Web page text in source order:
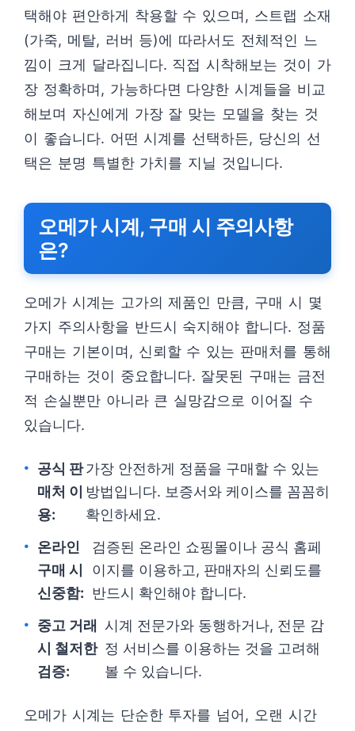
택해야 편안하게 착용할 수 있으며, 스트랩 소재
(가죽, 메탈, 러버 등)에 따라서도 전체적인 느
낌이 크게 달라집니다. 직접 시착해보는 것이 가
장 정확하며, 가능하다면 다양한 시계들을 비교
해보며 자신에게 가장 잘 맞는 모델을 찾는 것
이 좋습니다. 어떤 시계를 선택하든, 당신의 선
택은 분명 특별한 가치를 지닐 것입니다.
오메가 시계, 구매 시 주의사항
은?
오메가 시계는 고가의 제품인 만큼, 구매 시 몇
가지 주의사항을 반드시 숙지해야 합니다. 정품
구매는 기본이며, 신뢰할 수 있는 판매처를 통해
구매하는 것이 중요합니다. 잘못된 구매는 금전
적 손실뿐만 아니라 큰 실망감으로 이어질 수
있습니다.
공식 판
매처 이
용:
가장 안전하게 정품을 구매할 수 있는
방법입니다. 보증서와 케이스를 꼼꼼히
확인하세요.
온라인
구매 시
신중함:
검증된 온라인 쇼핑몰이나 공식 홈페
이지를 이용하고, 판매자의 신뢰도를
반드시 확인해야 합니다.
중고 거래
시 철저한
검증:
시계 전문가와 동행하거나, 전문 감
정 서비스를 이용하는 것을 고려해
볼 수 있습니다.
오메가 시계는 단순한 투자를 넘어, 오랜 시간